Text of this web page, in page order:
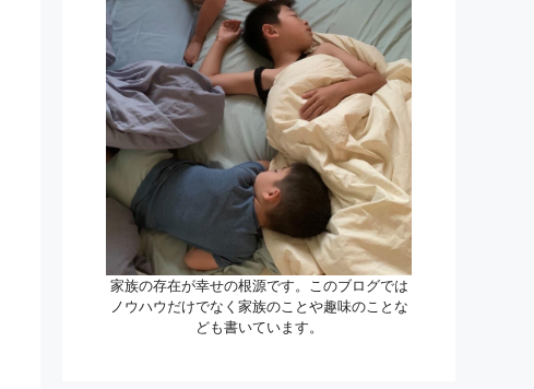
家族の存在が幸せの根源です。このブログでは
ノウハウだけでなく家族のことや趣味のことな
ども書いています。